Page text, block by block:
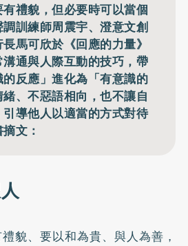
禮貌，但必要時可以當個
訓練師周震宇、澄意文創
馬可欣於《回應的力量》
通與人際互動的技巧，帶
反應」進化為「有意識的
、不惡語相向，也不讓自
導他人以適當的方式對待
文：
貌、要以和為貴、與人為善，